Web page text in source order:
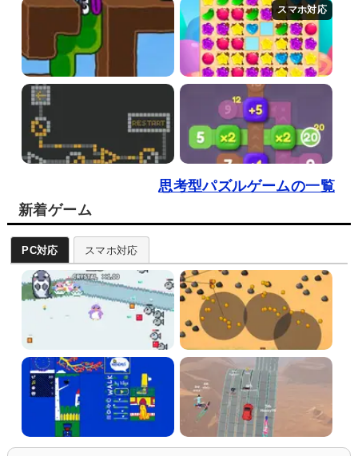
思考型パズルゲームの一覧
新着ゲーム
PC対応 スマホ対応